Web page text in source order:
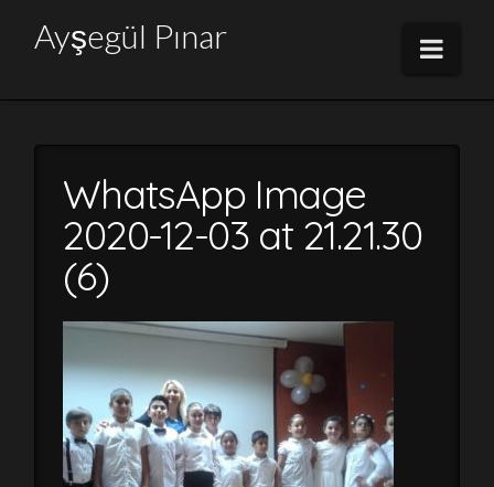
Ayşegül
Pınar
Ayşegül Pınar
WhatsApp Image
2020-12-03 at 21.21.30
(6)